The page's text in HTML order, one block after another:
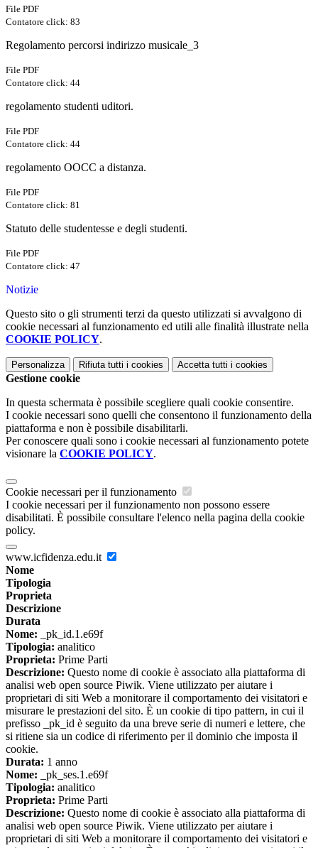
File PDF
Contatore click: 83
Regolamento percorsi indirizzo musicale_3
File PDF
Contatore click: 44
regolamento studenti uditori.
File PDF
Contatore click: 44
regolamento OOCC a distanza.
File PDF
Contatore click: 81
Statuto delle studentesse e degli studenti.
File PDF
Contatore click: 47
Notizie
Questo sito o gli strumenti terzi da questo utilizzati si avvalgono di
cookie necessari al funzionamento ed utili alle finalità illustrate nella
COOKIE POLICY.
Personalizza Rifiuta tutti i cookies Accetta tutti i cookies
Gestione cookie
In questa schermata è possibile scegliere quali cookie consentire.
I cookie necessari sono quelli che consentono il funzionamento della
piattaforma e non è possibile disabilitarli.
Per conoscere quali sono i cookie necessari al funzionamento potete
visionare la COOKIE POLICY.
Cookie necessari per il funzionamento
I cookie necessari per il funzionamento non possono essere
disabilitati. È possibile consultare l'elenco nella pagina della cookie
policy.
www.icfidenza.edu.it
Nome
Tipologia
Proprieta
Descrizione
Durata
Nome: _pk_id.1.e69f
Tipologia: analitico
Proprieta: Prime Parti
Descrizione: Questo nome di cookie è associato alla piattaforma di
analisi web open source Piwik. Viene utilizzato per aiutare i
proprietari di siti Web a monitorare il comportamento dei visitatori e
misurare le prestazioni del sito. È un cookie di tipo pattern, in cui il
prefisso _pk_id è seguito da una breve serie di numeri e lettere, che
si ritiene sia un codice di riferimento per il dominio che imposta il
cookie.
Durata: 1 anno
Nome: _pk_ses.1.e69f
Tipologia: analitico
Proprieta: Prime Parti
Descrizione: Questo nome di cookie è associato alla piattaforma di
analisi web open source Piwik. Viene utilizzato per aiutare i
proprietari di siti Web a monitorare il comportamento dei visitatori e